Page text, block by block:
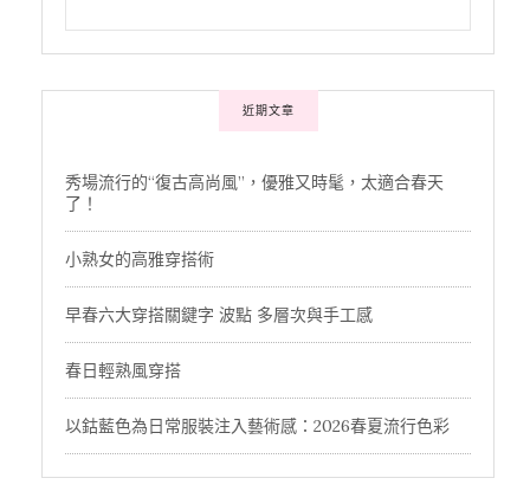
近期文章
秀場流行的“復古高尚風”，優雅又時髦，太適合春天
了！
小熟女的高雅穿搭術
早春六大穿搭關鍵字 波點 多層次與手工感
春日輕熟風穿搭
以鈷藍色為日常服裝注入藝術感：2026春夏流行色彩